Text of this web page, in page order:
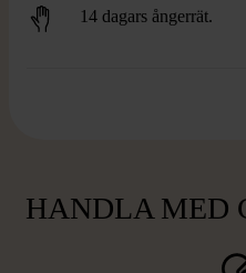
14 dagars ångerrät.
HANDLA MED